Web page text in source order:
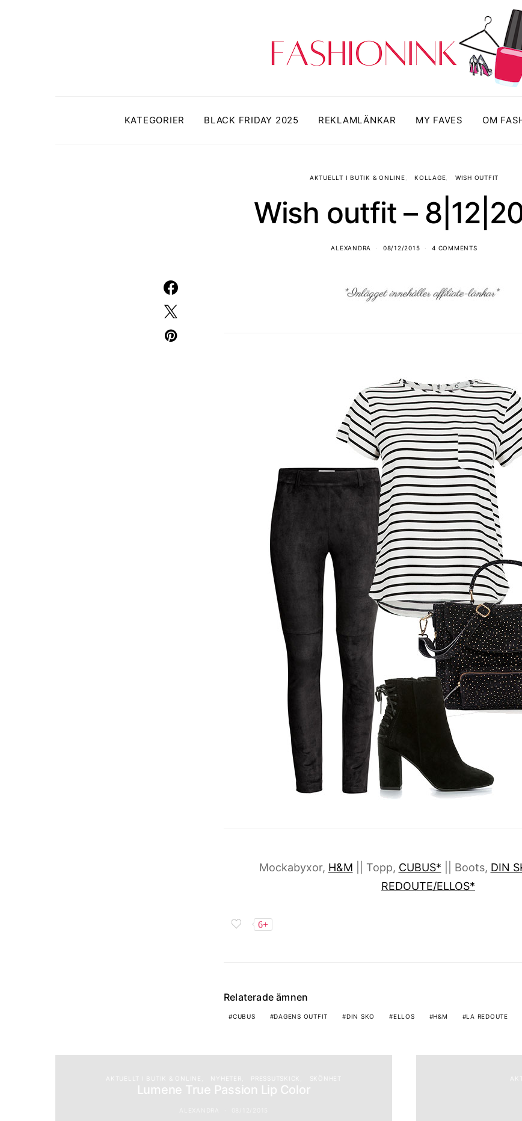
KATEGORIER BLACK FRIDAY 2025 REKLAMLÄNKAR MY FAVES OM
AKTUELLT I BUTIK & ONLINE KOLLAGE WISH OUTFIT
Wish outfit –
ALEXANDRA 08/12/2015 4 COMMENTS
Mockabyxor, H&M || Topp, CUBUS* || Boots, DIN
REDOUTE/ELLOS*
6+
Relaterade ämnen
CUBUS DAGENS OUTFIT DIN SKO ELLOS H&M LA REDOUTE
AKTUELLT I BUTIK & ONLINE NYHETER PRESSUTSKICK SKÖNHET
Lumene True Passion Lip Color